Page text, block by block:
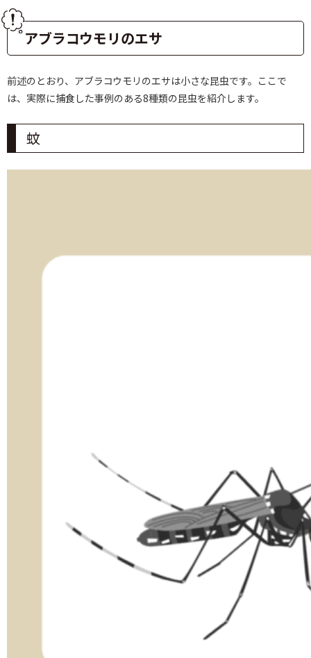
アブラコウモリのエサ
前述のとおり、アブラコウモリのエサは小さな昆虫です。ここで
は、実際に捕食した事例のある8種類の昆虫を紹介します。
蚊